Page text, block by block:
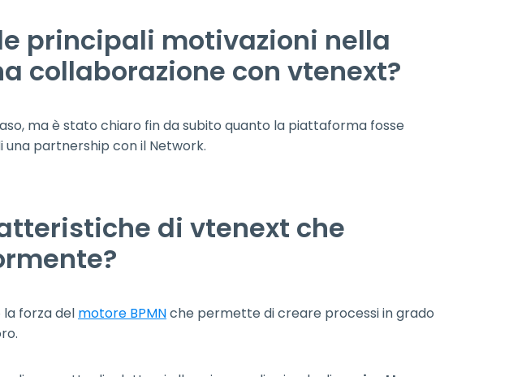
principali motivazioni nella
collaborazione con vtenext?
ma è stato chiaro fin da subito quanto la piattaforma fosse
partnership con il Network.
di vtenext che
forza del motore BPMNche permette di creare processi in grado